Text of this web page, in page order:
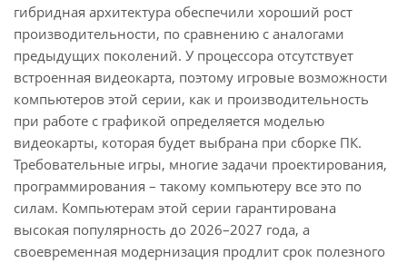
гибридная архитектура обеспечили хороший рост
производительности, по сравнению с аналогами
предыдущих поколений. У процессора отсутствует
встроенная видеокарта, поэтому игровые возможности
компьютеров этой серии, как и производительность
при работе с графикой определяется моделью
видеокарты, которая будет выбрана при сборке ПК.
Требовательные игры, многие задачи проектирования,
программирования – такому компьютеру все это по
силам. Компьютерам этой серии гарантирована
высокая популярность до 2026–2027 года, а
своевременная модернизация продлит срок полезного